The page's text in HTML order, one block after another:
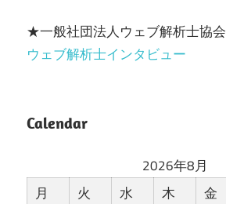
★一般社団法人ウェブ解析士協会
ウェブ解析士インタビュー
Calendar
2026年8月
月
火 水 木 金